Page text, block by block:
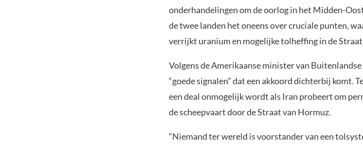
onderhandelingen om de oorlog in het Midden-
de twee landen het oneens over cruciale punten,
verrijkt uranium en mogelijke tolheffing in de
Volgens de Amerikaanse minister van Buitenlandse
“goede signalen” dat een akkoord dichterbij komt.
een deal onmogelijk wordt als Iran probeert om
de scheepvaart door de Straat van Hormuz.
“Niemand ter wereld is voorstander van een